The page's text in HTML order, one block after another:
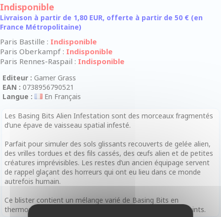
Indisponible
Livraison à partir de 1,80 EUR, offerte à partir de 50 € (en
France Métropolitaine)
Paris Bastille : Indisponible
Paris Oberkampf : Indisponible
Paris Rennes-Raspail : Indisponible
Editeur : Gamer Grass
EAN : 0738956790521
Langue :
En Français
Les Basing Bits Alien Infestation sont des morceaux fragmentés
d’une épave de vaisseau spatial infesté.
Parfait pour simuler des sols glissants recouverts de gelée alien,
des vrilles tordues et des fils cassés, des œufs alien et de petites
créatures imprévisibles. Les restes d’un ancien équipage servent
de rappel glaçant des horreurs qui ont eu lieu dans ce monde
autrefois humain.
Ce blister contient un mélange varié de Basing Bits en
thermoplastique. Tous les Basing Bits sont vendus non peints.